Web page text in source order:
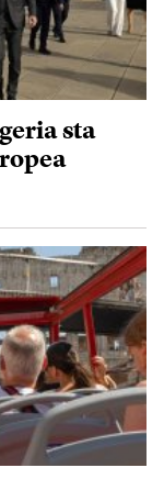
sta